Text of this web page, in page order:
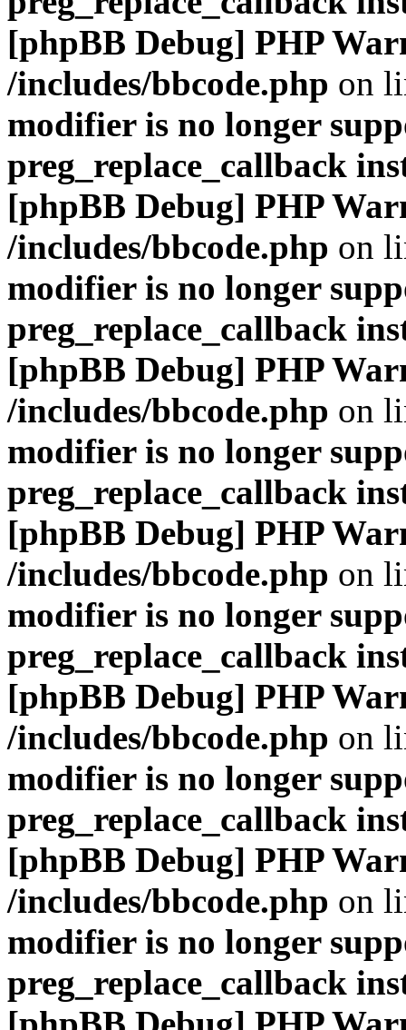
[phpBB Debug] PHP
/includes/bbcode.php on
modifier is no longer
preg_replace_callback
[phpBB Debug] PHP
/includes/bbcode.php on
modifier is no longer
preg_replace_callback
[phpBB Debug] PHP
/includes/bbcode.php on
modifier is no longer
preg_replace_callback
[phpBB Debug] PHP
/includes/bbcode.php on
modifier is no longer
preg_replace_callback
[phpBB Debug] PHP
/includes/bbcode.php on
modifier is no longer
preg_replace_callback
[phpBB Debug] PHP
/includes/bbcode.php on
modifier is no longer
preg_replace_callback